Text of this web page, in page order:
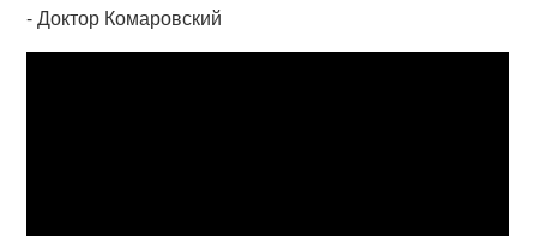
- Доктор Комаровский